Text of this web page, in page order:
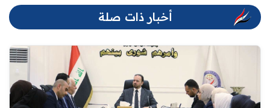
أخبار ذات صلة